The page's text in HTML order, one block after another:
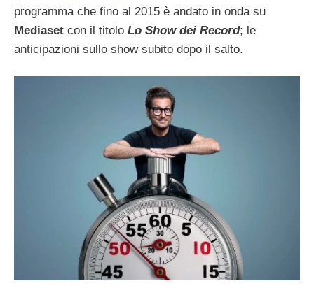
programma che fino al 2015 è andato in onda su
Mediaset con il titolo Lo Show dei Record; le
anticipazioni sullo show subito dopo il salto.